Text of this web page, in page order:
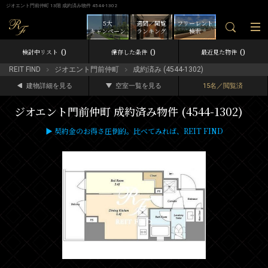
ジオエント門前仲町 13階 成約済み物件 4544-1302
フリーレント
検索
週間／閲覧
ランキング
5大
キャンペーン
検討中リスト 0 保存した条件 0 最近見た物件 0
REIT FIND ジオエント門前仲町 成約済み (4544-1302)
建物詳細を見る 空室一覧を見る 15名／閲覧済
ジオエント門前仲町 成約済み物件 (4544-1302)
▶ 契約金のお得さ圧倒的。比べてみれば、REIT FIND